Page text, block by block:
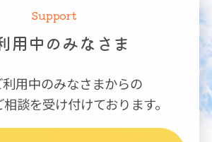
Support
用中のみなさま
用中のみなさまからの
談を受け付けております。